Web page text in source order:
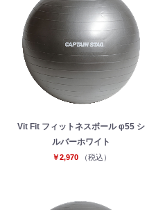
Vit Fit フィットネスボール φ55 シ
ルバーホワイト
￥2,970 （税込）